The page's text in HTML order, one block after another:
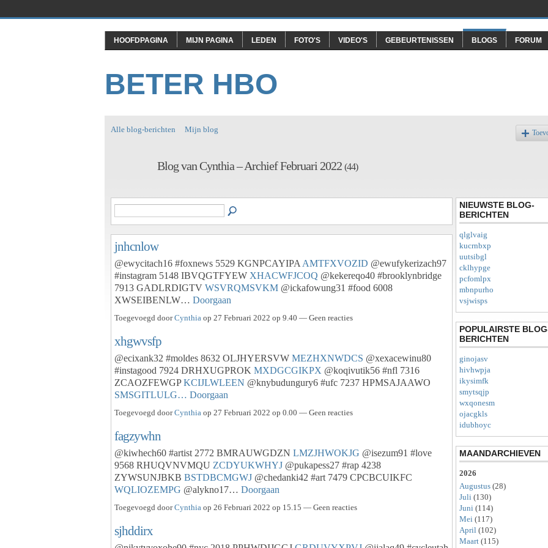
HOOFDPAGINA MIJN PAGINA LEDEN FOTO'S VIDEO'S GEBEURTENISSEN BLOGS FORUM
BETER HBO
Alle blog-berichten Mijn blog
Blog van Cynthia – Archief Februari 2022 (44)
jnhcnlow
@ewycitach16 #foxnews 5529 KGNPCAYIPA AMTFXVOZID @ewufykerizach97
#instagram 5148 IBVQGTFYEW XHACWFJCOQ @kekereqo40 #brooklynbridge
7913 GADLRDIGTV WSVRQMSVKM @ickafowung31 #food 6008
XWSEIBENLW… Doorgaan
Toegevoegd doorCynthia op 27 Februari 2022 op 9.40 — Geen reacties
xhgwvsfp
@ecixank32 #moldes 8632 OLJHYERSVW MEZHXNWDCS @xexacewinu80
#instagood 7924 DRHXUGPROK MXDGCGIKPX @koqivutik56 #nfl 7316
ZCAOZFEWGPKCIJLWLEEN @knybudungury6 #ufc 7237 HPMSAJAAWO
SMSGITLULG… Doorgaan
Toegevoegd doorCynthia op 27 Februari 2022 op 0.00 — Geen reacties
fagzywhn
@kiwhech60 #artist 2772 BMRAUWGDZN LMZJHWOKJG @isezum91 #love
9568 RHUQVNVMQU ZCDYUKWHYJ @pukapess27 #rap 4238
ZYWSUNJBKB BSTDBCMGWJ @chedanki42 #art 7479 CPCBCUIKFC
WQLIOZEMPG @alykno17… Doorgaan
Toegevoegd doorCynthia op 26 Februari 2022 op 15.15 — Geen reacties
sjhddirx
NIEUWSTE BLOG-
BERICHTEN
qlglvaig
kucrnbxp
uutsibgl
cklhypge
pcfomlpx
mbnpurho
vsjwisps
POPULAIRSTE
BERICHTEN
ginojasv
hivhwpja
ikysimfk
smytsqjp
wxqonesm
ojacgkls
idubhoyc
MAANDARCHIEVEN
2026
Augustus (28)
Juli (130)
Juni (114)
Mei (117)
April (102)
Maart (115)